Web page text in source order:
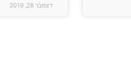
דצמבר 28, 2019